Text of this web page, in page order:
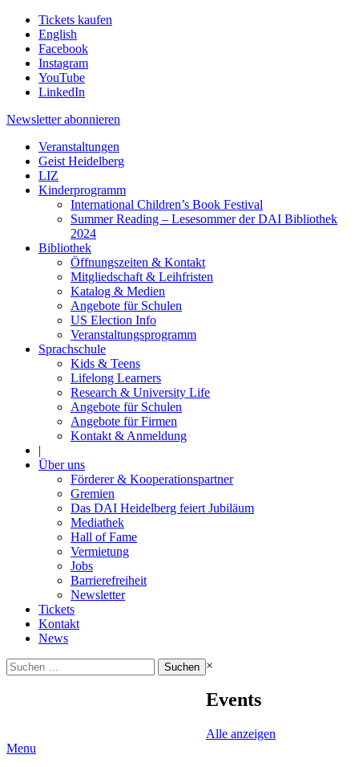
Tickets kaufen
English
Facebook
Instagram
YouTube
LinkedIn
Newsletter abonnieren
Veranstaltungen
Geist Heidelberg
LIZ
Kinderprogramm
International Children’s Book Festival
Summer Reading – Lesesommer der DAI Bibliothek
2024
Bibliothek
Öffnungszeiten & Kontakt
Mitgliedschaft & Leihfristen
Katalog & Medien
Angebote für Schulen
US Election Info
Veranstaltungsprogramm
Sprachschule
Kids & Teens
Lifelong Learners
Research & University Life
Angebote für Schulen
Angebote für Firmen
Kontakt & Anmeldung
|
Über uns
Förderer & Kooperationspartner
Gremien
Das DAI Heidelberg feiert Jubiläum
Mediathek
Hall of Fame
Vermietung
Jobs
Barrierefreiheit
Newsletter
Tickets
Kontakt
News
Suchen
nach:
×
Events
Alle anzeigen
Menu